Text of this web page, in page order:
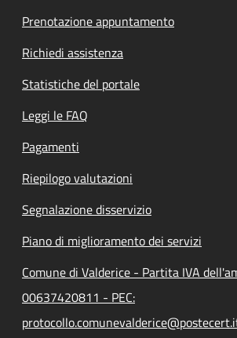
Prenotazione appuntamento
Richiedi assistenza
Statistiche del portale
Leggi le FAQ
Pagamenti
Riepilogo valutazioni
Segnalazione disservizio
Piano di miglioramento dei servizi
Comune di Valderice - Partita IVA
00637420811 - PEC: